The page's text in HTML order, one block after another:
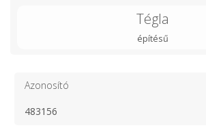
Tégla
építésű
Azonosító
483156